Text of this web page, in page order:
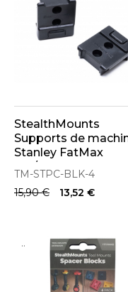
StealthMounts
Supports de
Stanley FatMax
18V/20V & Porter
20V 4-pack NOIR
STPC-BLK-4
TM-STPC-BLK-4
15,90 €
13,52 €
..